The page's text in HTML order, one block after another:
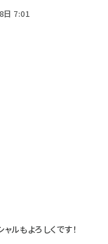
日 7:01
ルもよろしくです！